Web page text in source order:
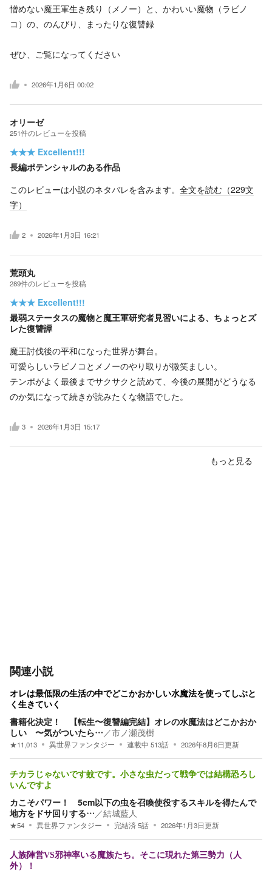
憎めない魔王軍生き残り（メノー）と、かわいい魔物（ラビノ
コ）の、のんびり、まったりな復讐録
ぜひ、ご覧になってください
2026年1月6日 00:02
オリーゼ
251件のレビューを投稿
★★★ Excellent!!!
長編ポテンシャルのある作品
このレビューは小説のネタバレを含みます。 全文を読む（229文
字）
2 2026年1月3日 16:21
荒頭丸
289件のレビューを投稿
★★★ Excellent!!!
最弱ステータスの魔物と魔王軍研究者見習いによる、ちょっとズ
レた復讐譚
魔王討伐後の平和になった世界が舞台。
可愛らしいラビノコとメノーのやり取りが微笑ましい。
テンポがよく最後までサクサクと読めて、今後の展開がどうなる
のか気になって続きが読みたくな物語でした。
3 2026年1月3日 15:17
もっと見る
関連小説
オレは最低限の生活の中でどこかおかしい水魔法を使ってしぶと
く生きていく
書籍化決定！ 【転生〜復讐編完結】オレの水魔法はどこかおか
しい 〜気がついたら… ／市ノ瀬茂樹
★11,013 異世界ファンタジー 連載中 513話 2026年8月6日更新
チカラじゃないです蚊です。小さな虫だって戦争では結構恐ろし
いんですよ
カこそパワー！ 5cm以下の虫を召喚使役するスキルを得たんで
地方をドサ回りする… ／結城藍人
★54 異世界ファンタジー 完結済5話 2026年1月3日更新
人族陣営VS邪神率いる魔族たち。そこに現れた第三勢力（人
外）！